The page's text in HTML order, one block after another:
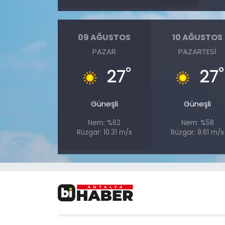
09 AĞUSTOS
PAZAR
27°
Güneşli
Nem: %62
Rüzgar: 10.31 m/s
10 AĞUSTOS
PAZARTESI
27°
Güneşli
Nem: %58
Rüzgar: 9.61 m/s